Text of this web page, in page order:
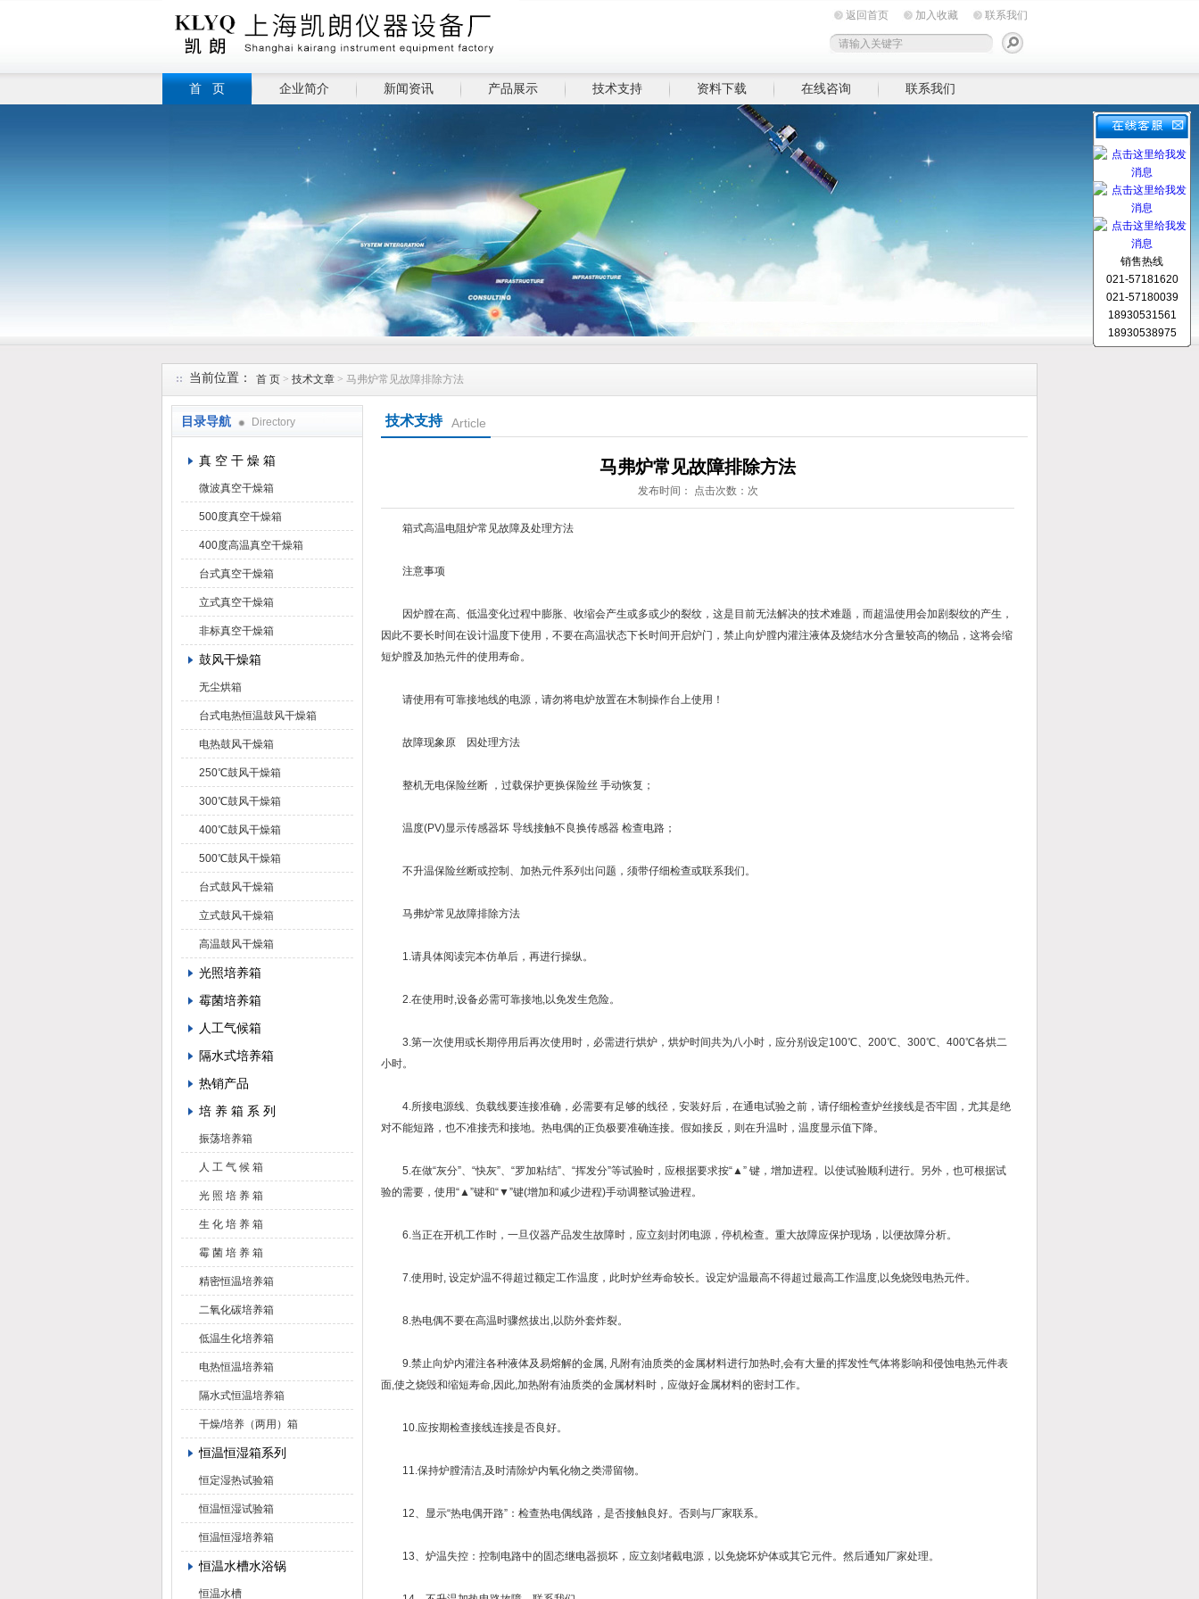
返回首页 加入收藏 联系我们
首 页 企业简介 新闻资讯 产品展示 技术支持 资料下载 在线咨询 联系我们
当前位置： 首 页 > 技术文章 > 马弗炉常见故障排除方法
目录导航 Directory
真 空 干 燥 箱
微波真空干燥箱
500度真空干燥箱
400度高温真空干燥箱
台式真空干燥箱
立式真空干燥箱
非标真空干燥箱
鼓风干燥箱
无尘烘箱
台式电热恒温鼓风干燥箱
电热鼓风干燥箱
250℃鼓风干燥箱
300℃鼓风干燥箱
400℃鼓风干燥箱
500℃鼓风干燥箱
台式鼓风干燥箱
立式鼓风干燥箱
高温鼓风干燥箱
光照培养箱
霉菌培养箱
人工气候箱
隔水式培养箱
热销产品
培 养 箱 系 列
振荡培养箱
人 工 气 候 箱
光 照 培 养 箱
生 化 培 养 箱
霉 菌 培 养 箱
精密恒温培养箱
二氧化碳培养箱
低温生化培养箱
电热恒温培养箱
隔水式恒温培养箱
干燥/培养（两用）箱
恒温恒湿箱系列
恒定湿热试验箱
恒温恒湿试验箱
恒温恒湿培养箱
恒温水槽水浴锅
恒温水槽
技术支持 Article
马弗炉常见故障排除方法
发布时间： 点击次数：次
箱式高温电阻炉常见故障及处理方法
注意事项
因炉膛在高、低温变化过程中膨胀、收缩会产生或多或少的裂纹，这是目前无法解决的技术难题，而超温使用会加剧裂纹的产生，
因此不要长时间在设计温度下使用，不要在高温状态下长时间开启炉门，禁止向炉膛内灌注液体及烧结水分含量较高的物品，这将会缩
短炉膛及加热元件的使用寿命。
请使用有可靠接地线的电源，请勿将电炉放置在木制操作台上使用！
故障现象原 因处理方法
整机无电保险丝断 ，过载保护更换保险丝 手动恢复；
温度(PV)显示传感器坏 导线接触不良换传感器 检查电路；
不升温保险丝断或控制、加热元件系列出问题，须带仔细检查或联系我们。
马弗炉常见故障排除方法
1.请具体阅读完本仿单后，再进行操纵。
2.在使用时,设备必需可靠接地,以免发生危险。
3.第一次使用或长期停用后再次使用时，必需进行烘炉，烘炉时间共为八小时，应分别设定100℃、200℃、300℃、400℃各烘二
小时。
4.所接电源线、负载线要连接准确，必需要有足够的线径，安装好后，在通电试验之前，请仔细检查炉丝接线是否牢固，尤其是绝
对不能短路，也不准接壳和接地。热电偶的正负极要准确连接。假如接反，则在升温时，温度显示值下降。
5.在做“灰分”、“快灰”、“罗加粘结”、“挥发分”等试验时，应根据要求按“▲” 键，增加进程。以使试验顺利进行。另外，也可根据试
验的需要，使用“▲”键和“▼”键(增加和减少进程)手动调整试验进程。
6.当正在开机工作时，一旦仪器产品发生故障时，应立刻封闭电源，停机检查。重大故障应保护现场，以便故障分析。
7.使用时, 设定炉温不得超过额定工作温度，此时炉丝寿命较长。设定炉温最高不得超过最高工作温度,以免烧毁电热元件。
8.热电偶不要在高温时骤然拔出,以防外套炸裂。
9.禁止向炉内灌注各种液体及易熔解的金属, 凡附有油质类的金属材料进行加热时,会有大量的挥发性气体将影响和侵蚀电热元件表
面,使之烧毁和缩短寿命,因此,加热附有油质类的金属材料时，应做好金属材料的密封工作。
10.应按期检查接线连接是否良好。
11.保持炉膛清洁,及时清除炉内氧化物之类滞留物。
12、显示“热电偶开路”：检查热电偶线路，是否接触良好。否则与厂家联系。
13、炉温失控：控制电路中的固态继电器损坏，应立刻堵截电源，以免烧坏炉体或其它元件。然后通知厂家处理。
销售热线
021-57181620
021-57180039
18930531561
18930538975